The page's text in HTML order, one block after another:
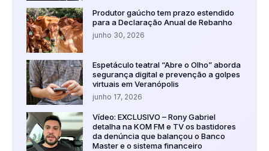
Produtor gaúcho tem prazo estendido
para a Declaração Anual de Rebanho
junho 30, 2026
Espetáculo teatral “Abre o Olho” aborda
segurança digital e prevenção a golpes
virtuais em Veranópolis
junho 17, 2026
Vídeo: EXCLUSIVO – Rony Gabriel
detalha na KOM FM e TV os bastidores
da denúncia que balançou o Banco
Master e o sistema financeiro